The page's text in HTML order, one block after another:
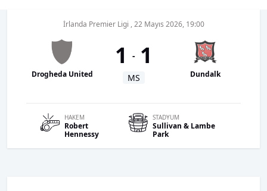
İrlanda Premier Ligi , 22 Mayıs 2026, 19:00
Drogheda United
1 - 1
MS Dundalk
HAKEM
Robert
Hennessy
STADYUM
Sullivan & Lambe
Park